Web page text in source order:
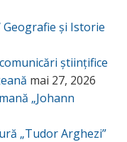
și Istorie
științifice
mai 27, 2026
„Johann
„Tudor Arghezi”